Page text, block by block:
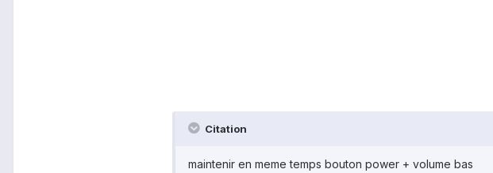
Citation
maintenir en meme temps bouton power + volume bas